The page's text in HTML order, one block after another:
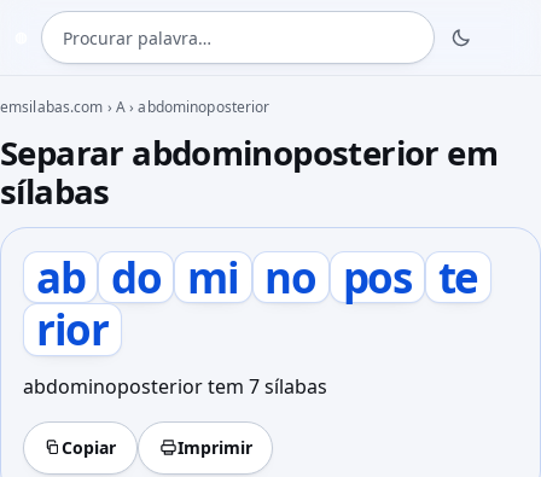
Procurar palavra
emsilabas.com › A›abdominoposterior
Separar abdominoposterior em
sílabas
ab do mi no pos te
rior
abdominoposterior tem 7 sílabas
Copiar Imprimir